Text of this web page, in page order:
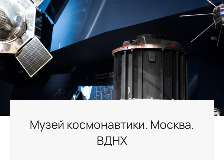
Музей космонавтики. Москва.
ВДНХ